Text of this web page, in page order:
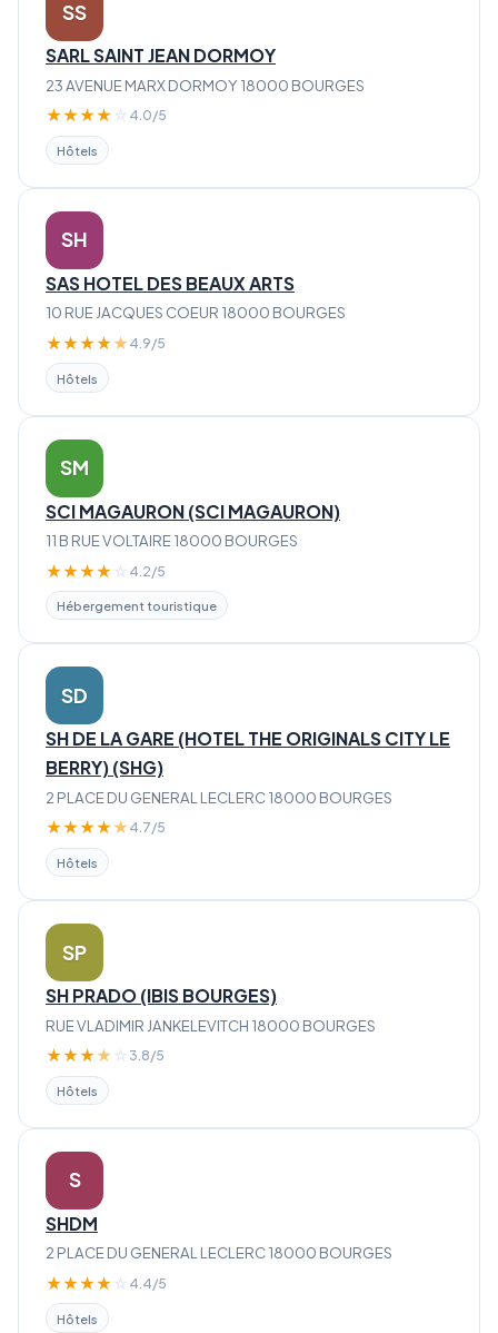
SS
SARL SAINT JEAN DORMOY
23 AVENUE MARX DORMOY 18000 BOURGES
★★★★ ☆ 4.0/5
Hôtels
SH
SAS HOTEL DES BEAUX ARTS
10 RUE JACQUES COEUR 18000 BOURGES
★★★★★ 4.9/5
Hôtels
SM
SCI MAGAURON (SCI MAGAURON)
11 B RUE VOLTAIRE 18000 BOURGES
★★★★ ☆ 4.2/5
Hébergement touristique
SD
SH DE LA GARE (HOTEL THE ORIGINALS CITY LE
BERRY) (SHG)
2 PLACE DU GENERAL LECLERC 18000 BOURGES
★★★★★ 4.7/5
Hôtels
SP
SH PRADO (IBIS BOURGES)
RUE VLADIMIR JANKELEVITCH 18000 BOURGES
★★★★ ☆ 3.8/5
Hôtels
S
SHDM
2 PLACE DU GENERAL LECLERC 18000 BOURGES
★★★★ ☆ 4.4/5
Hôtels